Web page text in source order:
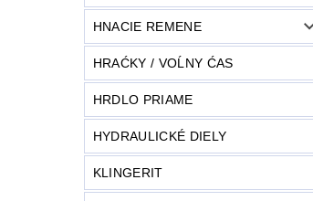
HNACIE REMENE
HRAĆKY / VOĹNY ĆAS
HRDLO PRIAME
HYDRAULICKÉ DIELY
KLINGERIT